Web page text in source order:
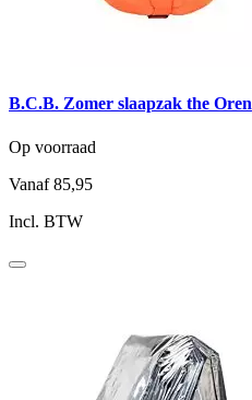
B.C.B. Zomer slaapzak the Oren
Op voorraad
Vanaf 85,95
Incl. BTW